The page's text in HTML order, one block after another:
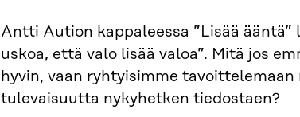
Antti Aution kappaleessa ”Lisää
uskoa, että valo lisää valoa”. Mitä jos
hyvin, vaan ryhtyisimme tavoittelemaan
tulevaisuutta nykyhetken tiedostaen?